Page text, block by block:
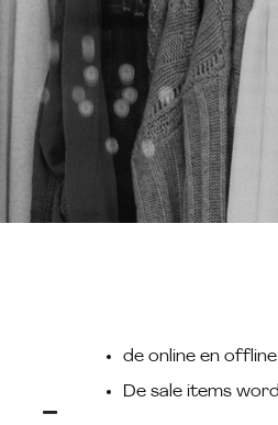
de online en
De sale items